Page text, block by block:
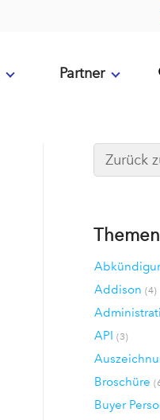
Partner
Zurück
Themen
Addison(4)
API(3)
Broschüre
Buyer